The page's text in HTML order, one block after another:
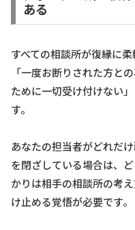
ある
すべての相談所が復縁に
「一度お断りされた方と
ために一切受け付けない
す。
あなたの担当者がどれだ
を閉ざしている場合は、
かりは相手の相談所の考
け止める覚悟が必要です。